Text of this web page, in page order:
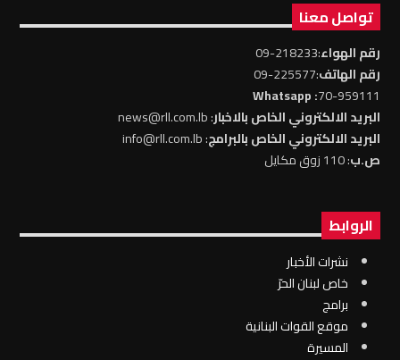
تواصل معنا
رقم الهواء:218233-09
رقم الهاتف:225577-09
70-959111
: Whatsapp
البريد الالكتروني الخاص بالاخبار: news@rll.com.lb
البريد الالكتروني الخاص بالبرامج: info@rll.com.lb
ص.ب: 110 زوق مكايل
الروابط
نشرات الأخبار
خاص لبنان الحرّ
برامج
موقع القوات البنانية
المسيرة